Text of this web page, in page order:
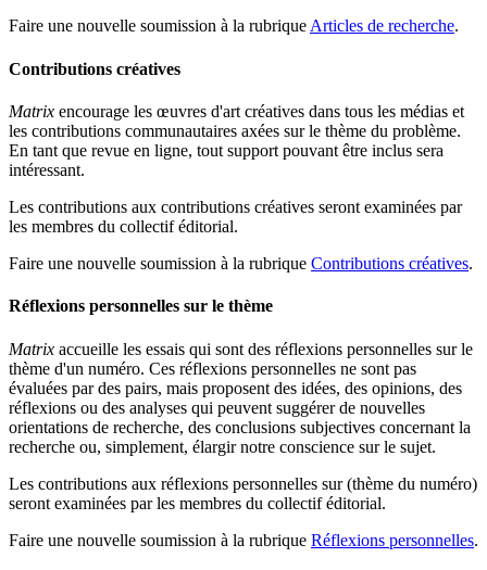
Faire une nouvelle soumission à la rubriqueArticles de recherche.
Contributions créatives
Matrix encourage les œuvres d'art créatives dans tous les médias et
les contributions communautaires axées sur le thème du problème.
En tant que revue en ligne, tout support pouvant être inclus sera
intéressant.
Les contributions aux contributions créatives seront examinées par
les membres du collectif éditorial.
Faire une nouvelle soumission à la rubrique Contributions créatives.
Réflexions personnelles sur le thème
Matrix accueille les essais qui sont des réflexions personnelles sur le
thème d'un numéro. Ces réflexions personnelles ne sont pas
évaluées par des pairs, mais proposent des idées, des opinions, des
réflexions ou des analyses qui peuvent suggérer de nouvelles
orientations de recherche, des conclusions subjectives concernant la
recherche ou, simplement, élargir notre conscience sur le sujet.
Les contributions aux réflexions personnelles sur (thème du numéro)
seront examinées par les membres du collectif éditorial.
Faire une nouvelle soumission à la rubrique Réflexions personnelles.